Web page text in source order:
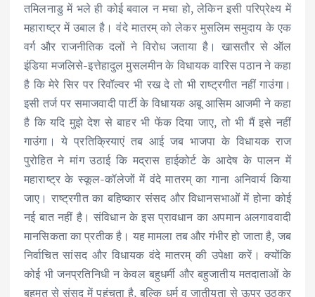
तमिलनाडु में भले ही कोई बवाल न मचा हो, लेकिन इसी परिप्रेक्ष्य में
महाराष्ट्र में उबाल है। वंदे मातरम् को लेकर मुसलिम समुदाय के एक
वर्ग और राजनीतिक दलों ने विरोध जताया है। खासतौर से ऑल
इंडिया मजलिसे-इत्तेहादुल मुसलमीन के विधायक वारिस पठान ने कहा
है कि मेरे सिर पर रिवॉल्वर भी रख दे तो भी राष्ट्रगीत नहीं गाउंगा।
इसी तर्ज पर समाजवादी पार्टी के विधायक अबू आसिम आजमी ने कहा
है कि यदि मुझे देश से बाहर भी फेंक दिया जाए, तो भी मैं इसे नहीं
गाउंगा। ये प्रतिक्रियाएं तब आई जब भाजपा के विधायक राज
पुरोहित ने मांग उठाई कि मद्रास हाईकोर्ट के आदेष के पालन में
महाराष्ट्र के स्कूल-कॉलेजों में वंदे मातरम् का गाना अनिवार्य किया
जाए। राष्ट्रगीत का बहिष्कार संसद और विधानसभाओं में होना कोई
नई बात नहीं है। संविधान के इस प्रावधान का अपमान अलगाववादी
मानसिकता का प्रतीक है। यह मामला तब और गंभीर हो जाता है, जब
निर्वाचित सांसद और विधायक वंदे मातरम् की उपेक्षा करें। क्योंकि
कोई भी जनप्रतिनिधी न केवल बहुधर्मी और बहुजातीय मतदाताओं के
बहुमत से संसद में पहुंचता है, बल्कि धर्म व जातीयता से ऊपर उठकर